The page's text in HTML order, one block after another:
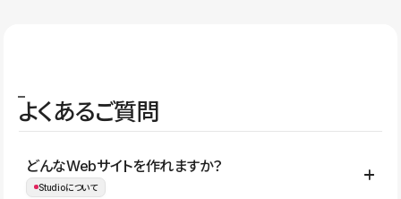
よくあるご質問
どんなWebサイトを作れますか？
Studioについて